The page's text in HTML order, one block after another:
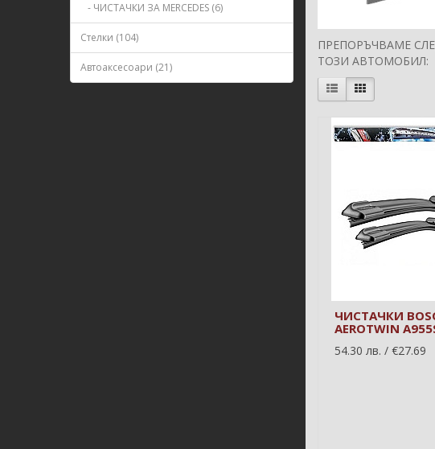
- ЧИСТАЧКИ ЗА MERCEDES (6)
Стелки (104)
Автоаксесоари (21)
ПРЕПОРЪЧВАМЕ
ТОЗИ АВТОМОБИЛ:
ЧИСТАЧКИ
AEROTWIN
54.30 лв. / €27.69